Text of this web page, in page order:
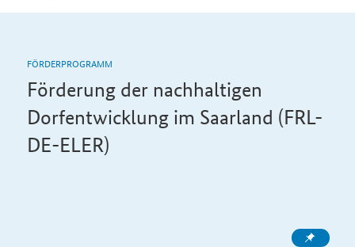
FÖRDERPROGRAMM
Förderung der nachhaltigen
Dorfentwicklung im Saarland (FRL-
DE-ELER)